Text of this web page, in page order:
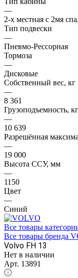
—
2-х местная с 2мя
Тип подвески
—
Пневмо-Рессорная
Тормоза
—
Дисковые
Собственный вес, кг
—
8 361
Грузоподъемность, кг
—
10 639
Разрешённая
—
19 000
Высота ССУ, мм
—
1150
Цвет
—
Синий
Все товары
Все товары бренда
Volvo FH 13
Нет в наличии
Арт. 13891